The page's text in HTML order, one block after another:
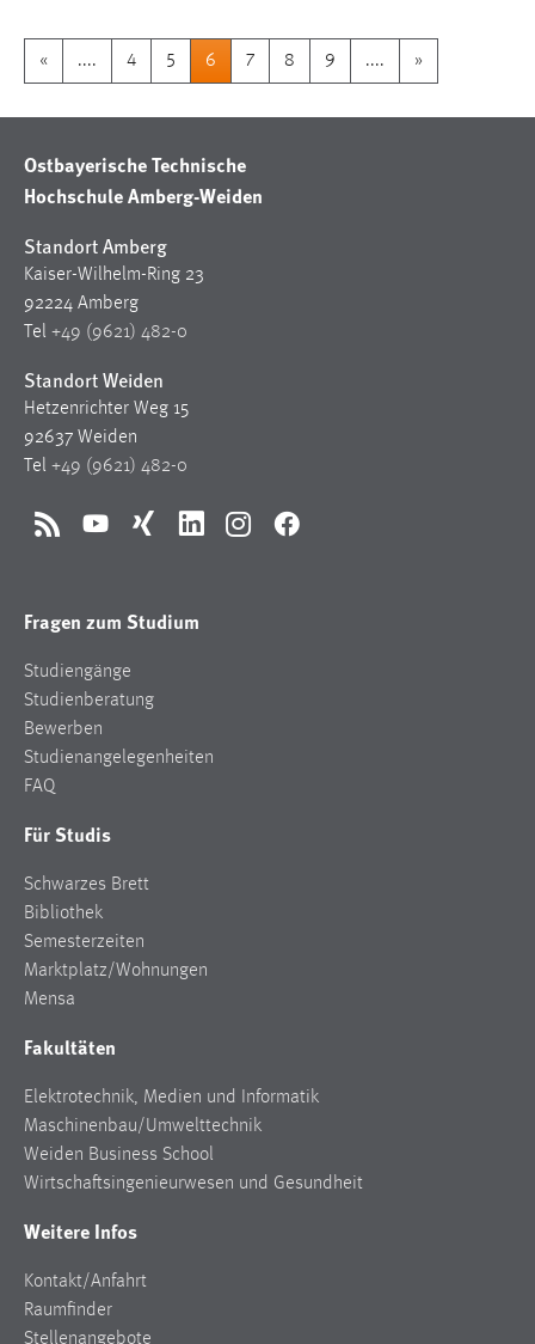
« .... 4 5 6 7 8 9 .... »
Ostbayerische Technische
Hochschule Amberg-Weiden
Standort Amberg
Kaiser-Wilhelm-Ring 23
92224 Amberg
Tel +49 (9621) 482-0
Standort Weiden
Hetzenrichter Weg 15
92637 Weiden
Tel +49 (9621) 482-0
RSS YouTubeXing LinkedInInstagramFacebook
Fragen zum Studium
Studiengänge
Studienberatung
Bewerben
Studienangelegenheiten
FAQ
Für Studis
Schwarzes Brett
Bibliothek
Semesterzeiten
Marktplatz/Wohnungen
Mensa
Fakultäten
Elektrotechnik, Medien und Informatik
Maschinenbau/Umwelttechnik
Weiden Business School
Wirtschaftsingenieurwesen und Gesundheit
Weitere Infos
Kontakt/Anfahrt
Raumfinder
Stellenangebote